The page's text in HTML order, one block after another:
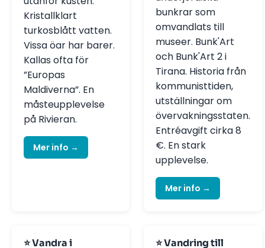
Kristallklart
turkosblått vatten.
Vissa öar har barer.
Kallas ofta för
”Europas
Maldiverna”. En
måsteupplevelse
på Rivieran.
Mer info →
bunkrar som
omvandlats till
museer. Bunk'Art
och Bunk'Art 2 i
Tirana. Historia från
kommunisttiden,
utställningar om
övervakningsstaten.
Entréavgift cirka 8
€. En stark
upplevelse.
Mer info →
⭐ Vandra i
⭐ Vandring till